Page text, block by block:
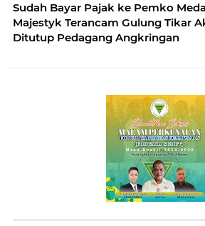
Sudah Bayar Pajak ke Pemko
Majestyk Terancam Gulung Tikar
Ditutup Pedagang Angkringan